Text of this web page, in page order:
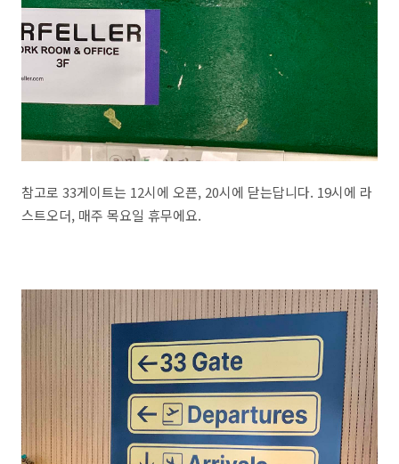
참고로 33게이트는 12시에 오픈, 20시에 닫는답니다. 19시에 라
스트오더, 매주 목요일 휴무에요.